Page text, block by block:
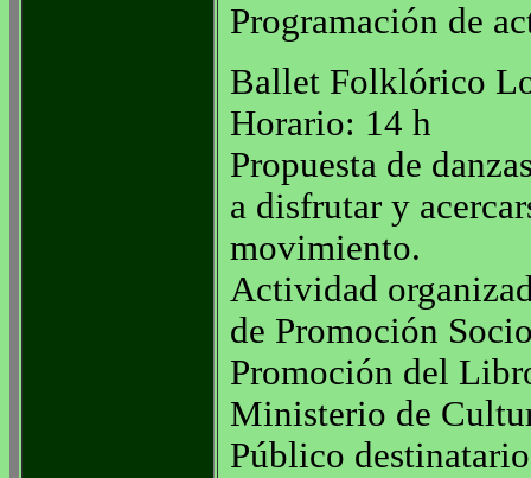
Programación de
Ballet Folklórico
Horario: 14 h
Propuesta de
a disfrutar y
movimiento.
Actividad
de Promoción
Promoción del
Ministerio de
Público